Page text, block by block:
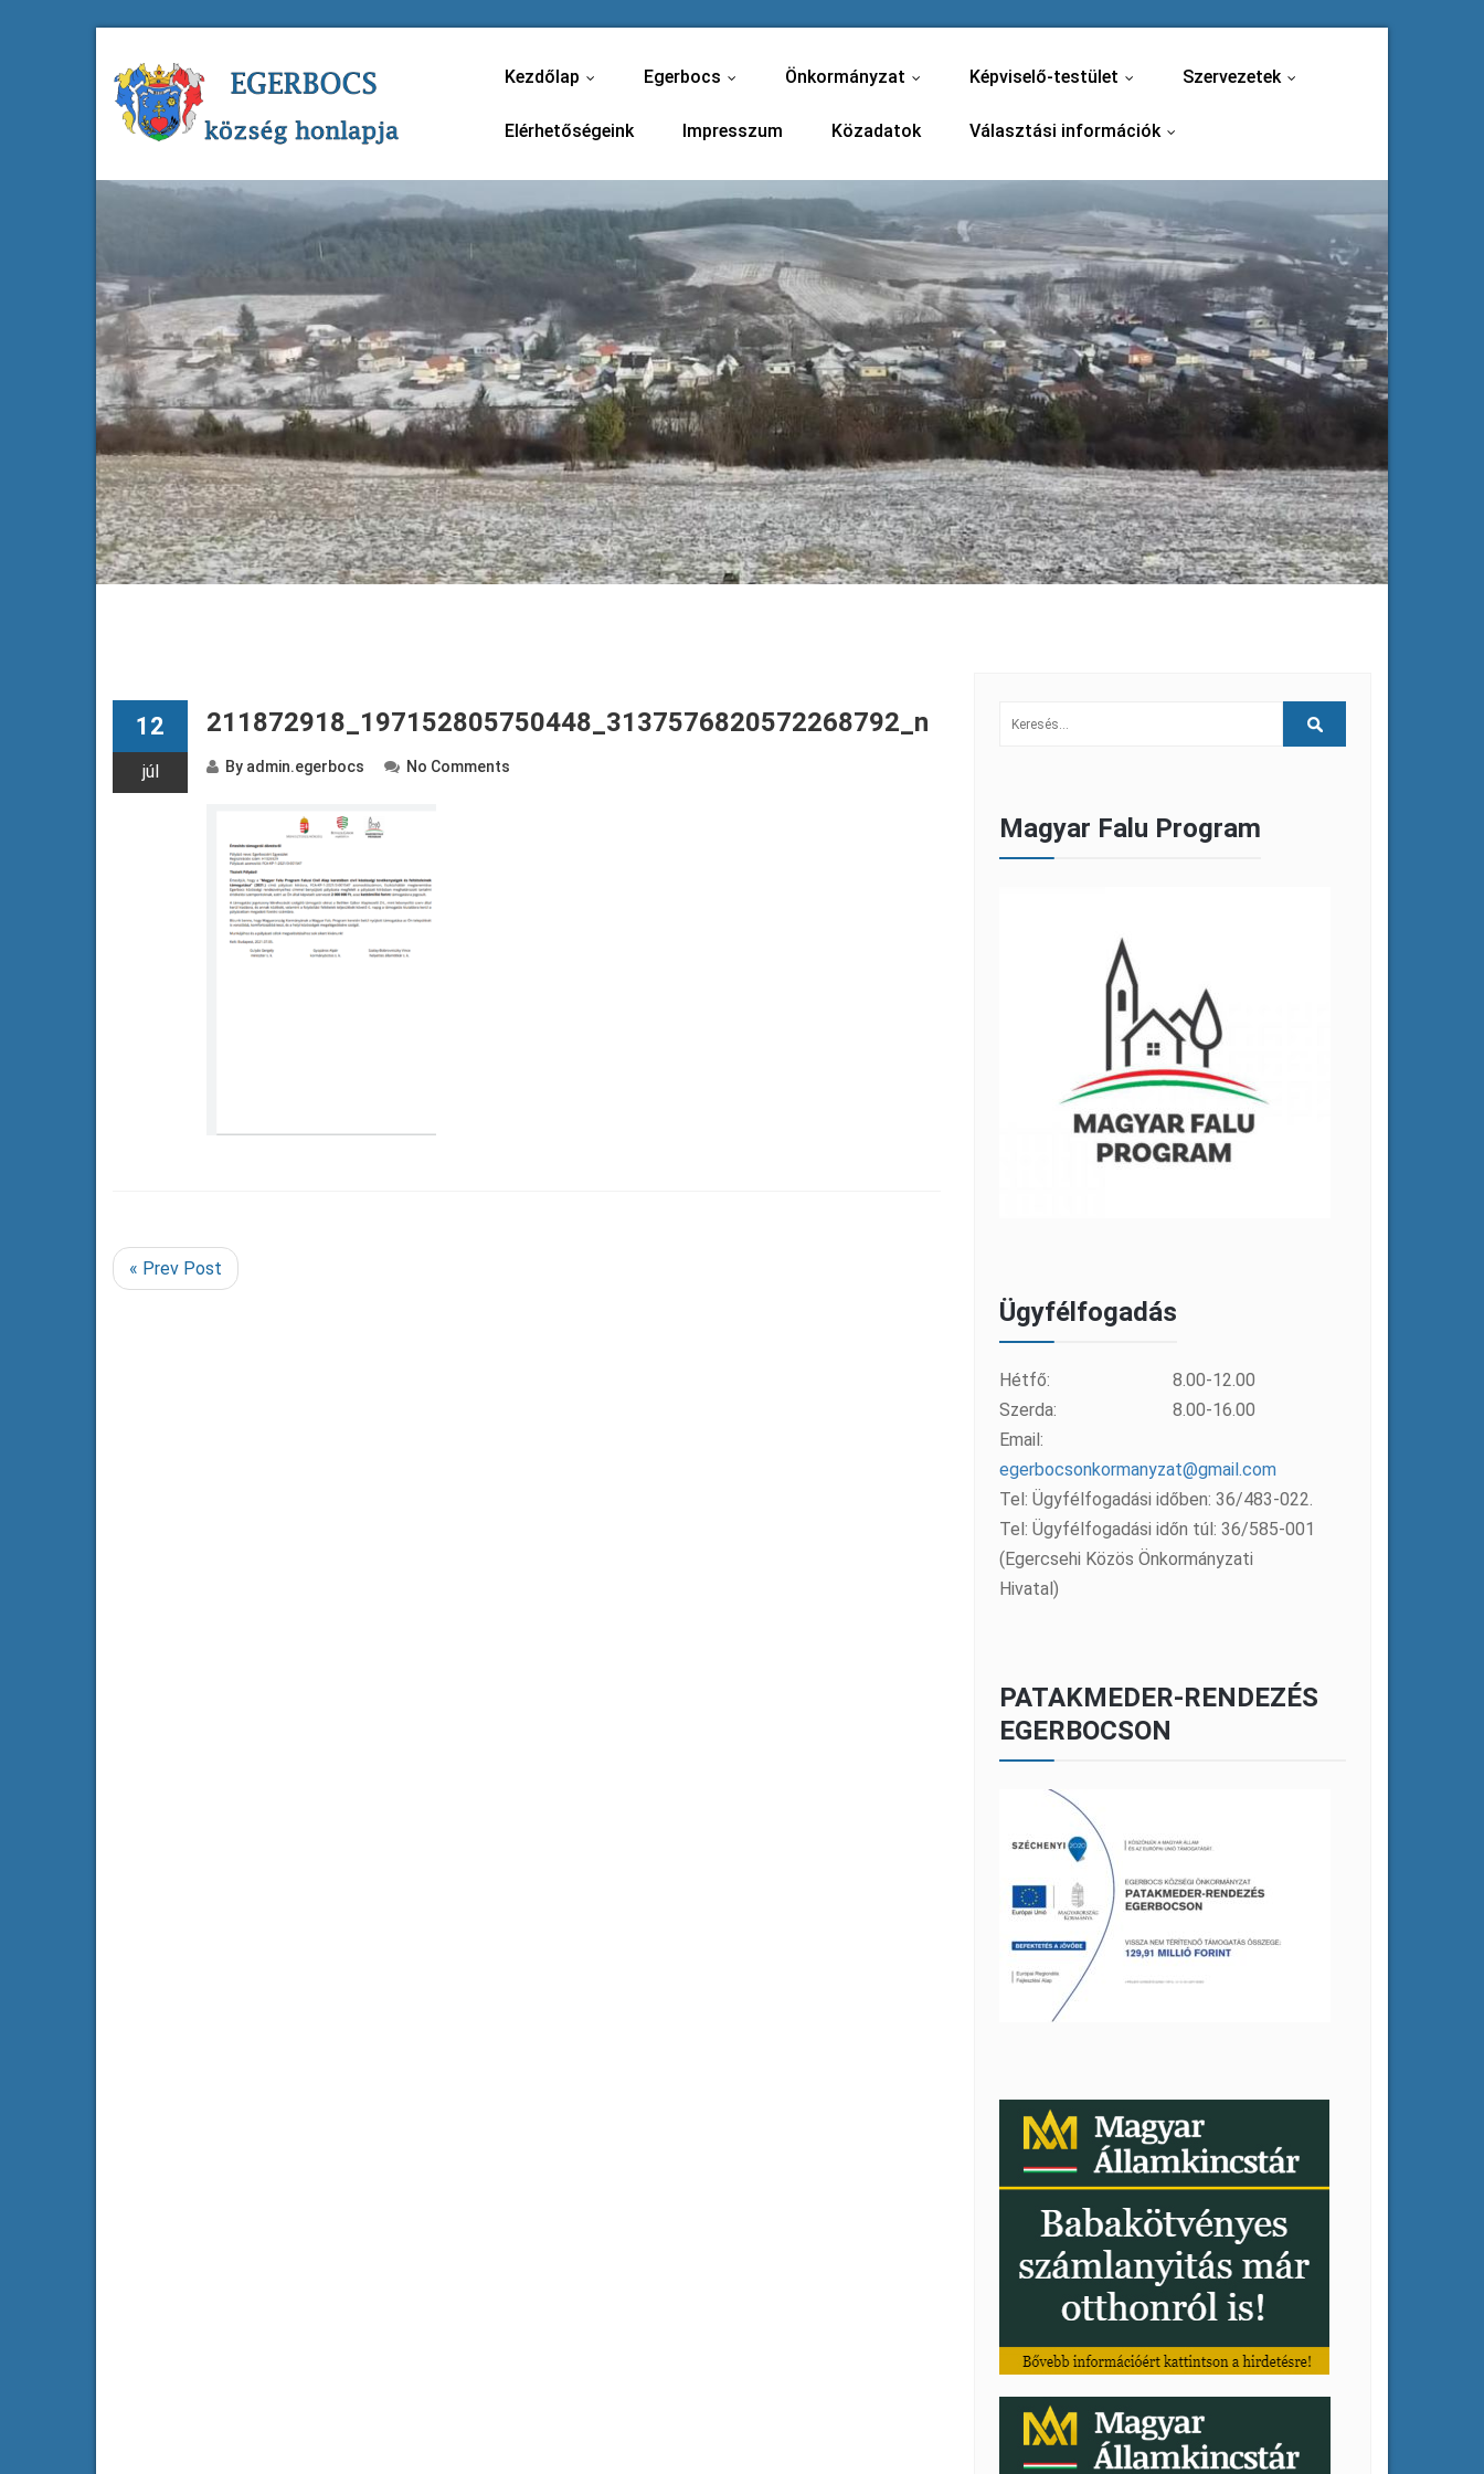
Kezdőlap Egerbocs Önkormányzat Képviselő-testület Szervezetek
Elérhetőségeink Impresszum Közadatok Választási információk
12
júl
211872918_197152805750448_3137576820572268792_n
By admin.egerbocs No Comments
« Prev Post
Magyar Falu Program
Ügyfélfogadás
Hétfő:
8.00-12.00
Szerda:
8.00-16.00
Email:
egerbocsonkormanyzat@gmail.com
Tel: Ügyfélfogadási időben: 36/483-022.
Tel: Ügyfélfogadási időn túl: 36/585-001
(Egercsehi Közös Önkormányzati
Hivatal)
PATAKMEDER-RENDEZÉS
EGERBOCSON